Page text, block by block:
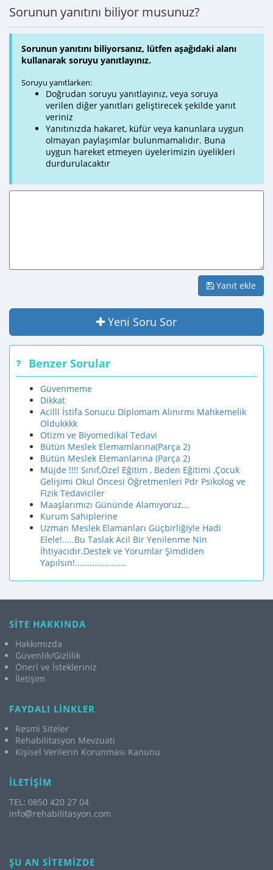
Sorunun yanıtını biliyor musunuz?
Sorunun yanıtını biliyorsanız, lütfen aşağıdaki alanı
kullanarak soruyu yanıtlayınız.
Soruyu yanıtlarken:
Doğrudan soruyu yanıtlayınız, veya soruya
verilen diğer yanıtları geliştirecek şekilde yanıt
veriniz
Yanıtınızda hakaret, küfür veya kanunlara uygun
olmayan paylaşımlar bulunmamalıdır. Buna
uygun hareket etmeyen üyelerimizin üyelikleri
durdurulacaktır
Yanıt ekle
Yeni Soru Sor
Benzer Sorular
Güvenmeme
Dikkat
Acilll İstifa Sonucu Diplomam Alınırmı Mahkemelik
Oldukkkk
Otizm ve Biyomedikal Tedavi
Bütün Meslek Elemamlarına(Parça 2)
Bütün Meslek Elemanlarına (Parça 2)
Müjde !!!! Sınıf,Özel Eğitim , Beden Eğitimi ,Çocuk
Gelişimi Okul Öncesi Öğretmenleri Pdr Psikolog ve
Fizik Tedaviciler
Maaşlarımızı Gününde Alamıyoruz...
Kurum Sahiplerine
Uzman Meslek Elamanları Güçbirliğiyle Hadi
Elele!.....Bu Taslak Acil Bir Yenilenme Nin
İhtiyacıdır.Destek ve Yorumlar Şimdiden
Yapılsın!.....................
SİTE HAKKINDA
Hakkımızda
Güvenlik/Gizlilik
Öneri ve İstekleriniz
İletişim
FAYDALI LİNKLER
Resmi Siteler
Rehabilitasyon Mevzuatı
Kişisel Verilerin Korunması Kanunu
İLETİŞİM
TEL: 0850 420 27 04
info
rehabilitasyon.com
ŞU AN SİTEMİZDE